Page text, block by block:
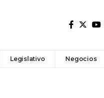
Legislativo Negocios